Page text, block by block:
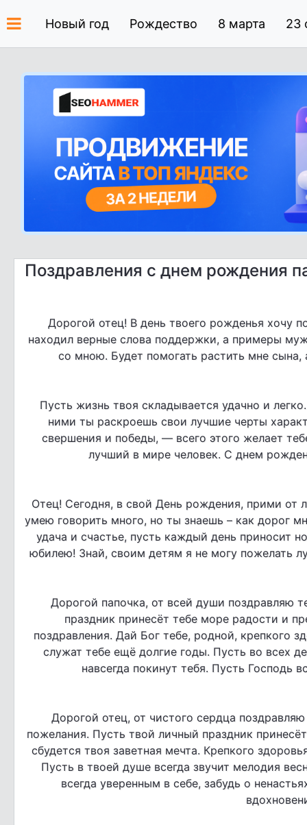
Новый год Рождество 8 марта 23
Поздравления с днем рождения
Дорогой отец! В день твоего рожденья хочу
находил верные слова поддержки, а примеры
со мною. Будет помогать растить мне сына,
Пусть жизнь твоя складывается удачно и
ними ты раскроешь свои лучшие черты
свершения и победы, — всего этого желает
лучший в мире человек. С днем
Отец! Сегодня, в свой День рождения, прими от
умею говорить много, но ты знаешь – как дорог
удача и счастье, пусть каждый день приносит
юбилею! Знай, своим детям я не могу пожелать
Дорогой папочка, от всей души поздравляю
праздник принесёт тебе море радости и
поздравления. Дай Бог тебе, родной, крепкого
служат тебе ещё долгие годы. Пусть во всех
навсегда покинут тебя. Пусть Господь
Дорогой отец, от чистого сердца
пожелания. Пусть твой личный праздник
сбудется твоя заветная мечта. Крепкого
Пусть в твоей душе всегда звучит мелодия
всегда уверенным в себе, забудь о